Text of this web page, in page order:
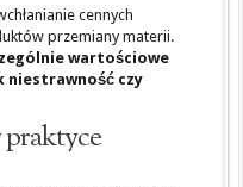
cennych
przemiany materii.
wartościowe
niestrawność czy
praktyce